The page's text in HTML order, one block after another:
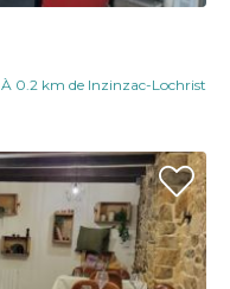
À 0.2 km de Inzinzac-Lochrist